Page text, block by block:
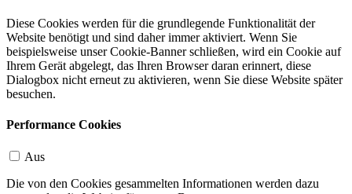
Diese Cookies werden für die grundlegende Funktionalität der
Website benötigt und sind daher immer aktiviert. Wenn Sie
beispielsweise unser Cookie-Banner schließen, wird ein Cookie auf
Ihrem Gerät abgelegt, das Ihren Browser daran erinnert, diese
Dialogbox nicht erneut zu aktivieren, wenn Sie diese Website später
besuchen.
Performance Cookies
Aus
Die von den Cookies gesammelten Informationen werden dazu